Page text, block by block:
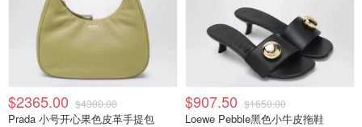
$2365.00 $4300.00
Prada 小号开心果色皮革手提包
$907.50 $1650.00
Loewe Pebble黑色小牛皮拖鞋